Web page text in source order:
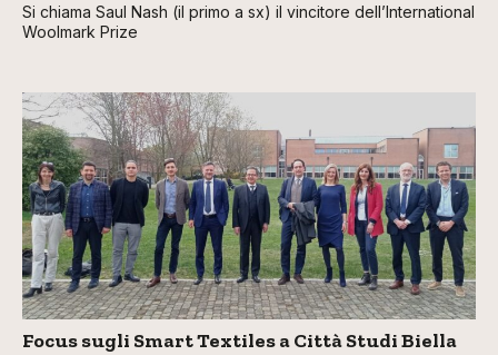
Si chiama Saul Nash (il primo a sx) il vincitore dell’International
Woolmark Prize
Focus sugli Smart Textiles a Città Studi Biella